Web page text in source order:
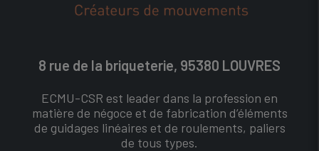
8 rue de la briqueterie, 95380 LOUVRES
ECMU-CSR est leader dans la profession en
matière de négoce et de fabrication d’éléments
de guidages linéaires et de roulements, paliers
de tous types.